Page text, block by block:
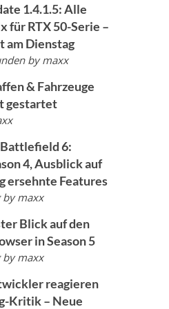
1.4.1.5: Alle
für RTX 50-Serie –
am Dienstag
bymaxx
& Fahrzeuge
gestartet
6:
4, Ausblick auf
ersehnte Features
bymaxx
Blick auf den
in Season 5
bymaxx
reagieren
Kritik – Neue